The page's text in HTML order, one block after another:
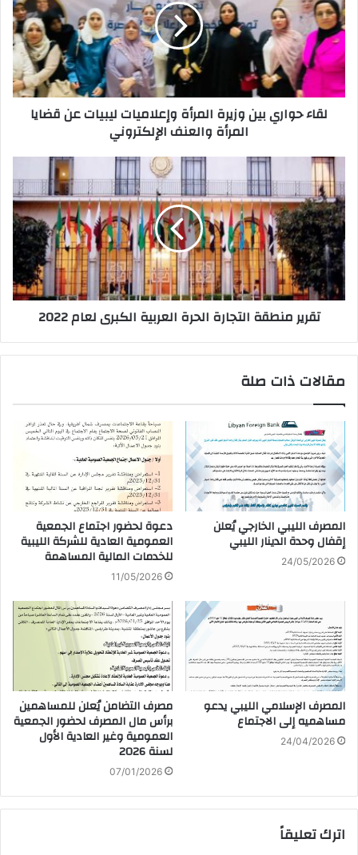
ل
إ
ك
ت
ر
لقاء حواري بين وزيرة المرأة وإعلاميات ليبيات عن قضايا
المرأة والعنف الإلكتروني
تقرير منطقة التجارة الحرة العربية الكبرى لعام 2022
مقالات ذات صلة
المصرف الليبي الخارجي يُعلن
إقفال وحدة الدينار الليبي
24/05/2026
دعوة لحضور اجتماع الجمعية
العمومية العادية للشركة الليبية
للخدمات المالية المساهمة
11/05/2026
المصرف الإسلامي الليبي يدعو
مساهميه إلى الاجتماع
24/04/2026
مصرف التضامن يُعلن للمساهمين
برأس مال المصرف لحضور الجمعية
العمومية وغير العادية الأول
لسنة 2026
07/01/2026
اترك تعليقاً